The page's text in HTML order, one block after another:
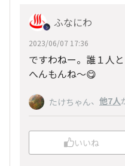
ふなにわ
2023/06/07 17:36
ですわねー。誰１人
へんもんね～😋
たけちゃん、 他7人
いいね